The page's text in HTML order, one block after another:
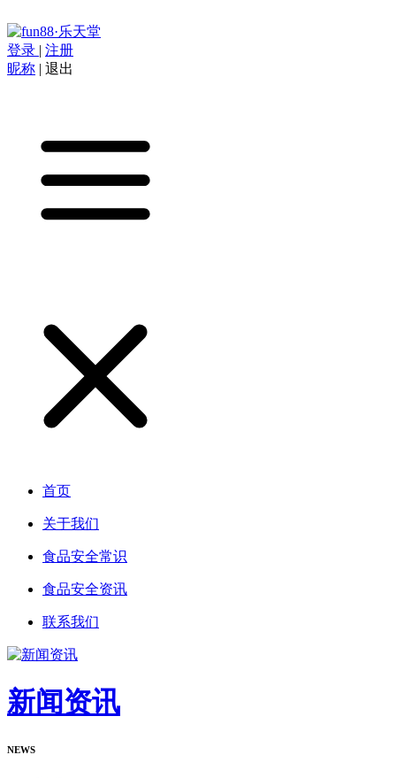
登录 | 注册
昵称 | 退出
首页
关于我们
食品安全常识
食品安全资讯
联系我们
新闻资讯
NEWS